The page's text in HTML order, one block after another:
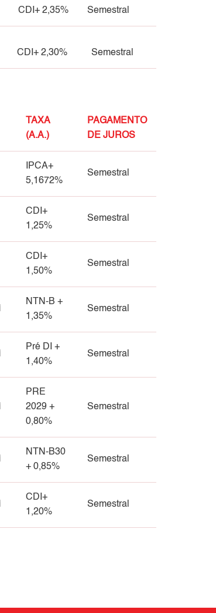
CDI+ 2,35% Semestral
CDI+ 2,30% Semestral
TAXA
(A.A.)
PAGAMENTO
DE JUROS
IPCA+
5,1672%
Semestral
CDI+
1,25%
Semestral
CDI+
1,50%
Semestral
NTN-B +
1,35%
Semestral
Pré DI +
1,40%
Semestral
PRE
2029 +
0,80%
Semestral
NTN-B30
+ 0,85%
Semestral
CDI+
1,20%
Semestral